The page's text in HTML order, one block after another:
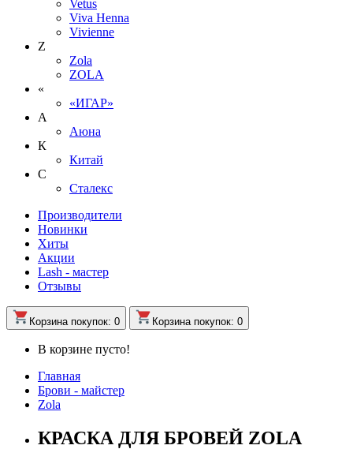
Vetus
Viva Henna
Vivienne
Z
Zola
ZOLA
«
«ИГАР»
А
Аюна
К
Китай
С
Сталекс
Производители
Новинки
Хиты
Акции
Lash - мастер
Отзывы
Корзина покупок: 0 Корзина покупок: 0
В корзине пусто!
Главная
Брови - майстер
Zola
КРАСКА ДЛЯ БРОВЕЙ ZOLA